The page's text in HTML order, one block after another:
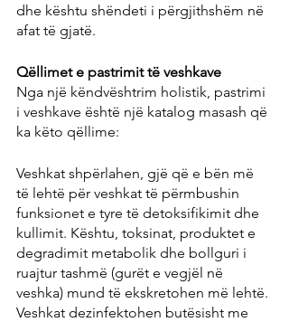
dhe kështu shëndeti i përgjithshëm në
afat të gjatë.
Qëllimet e pastrimit të veshkave
Nga një këndvështrim holistik, pastrimi
i veshkave është një katalog masash që
ka këto qëllime:
Veshkat shpërlahen, gjë që e bën më
të lehtë për veshkat të përmbushin
funksionet e tyre të detoksifikimit dhe
kullimit. Kështu, toksinat, produktet e
degradimit metabolik dhe bollguri i
ruajtur tashmë (gurët e vegjël në
veshka) mund të ekskretohen më lehtë.
Veshkat dezinfektohen butësisht me